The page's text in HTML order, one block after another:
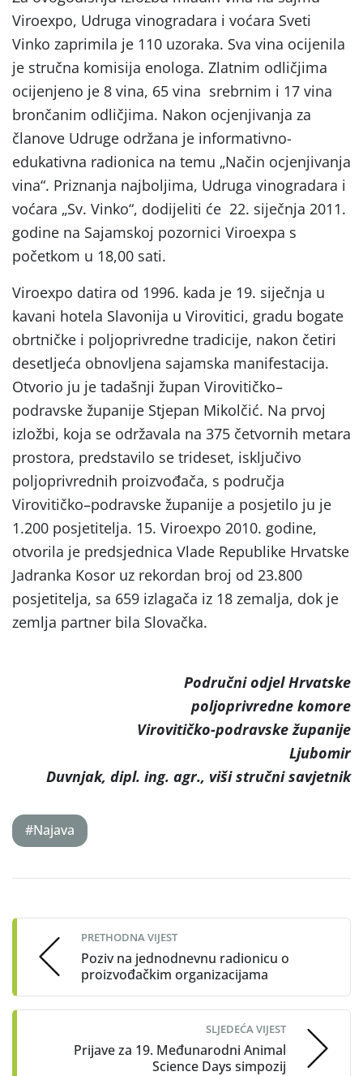
Viroexpo, Udruga vinogradara i voćara Sveti
Vinko zaprimila je 110 uzoraka. Sva vina ocijenila
je stručna komisija enologa. Zlatnim odličjima
ocijenjeno je 8 vina, 65 vina srebrnim i 17 vina
brončanim odličjima. Nakon ocjenjivanja za
članove Udruge održana je informativno-
edukativna radionica na temu „Način ocjenjivanja
vina“. Priznanja najboljima, Udruga vinogradara i
voćara „Sv. Vinko“, dodijeliti će 22. siječnja 2011.
godine na Sajamskoj pozornici Viroexpa s
početkom u 18,00 sati.
Viroexpo datira od 1996. kada je 19. siječnja u
kavani hotela Slavonija u Virovitici, gradu bogate
obrtničke i poljoprivredne tradicije, nakon četiri
desetljeća obnovljena sajamska manifestacija.
Otvorio ju je tadašnji župan Virovitičko–
podravske županije Stjepan Mikolčić. Na prvoj
izložbi, koja se održavala na 375 četvornih metara
prostora, predstavilo se trideset, isključivo
poljoprivrednih proizvođača, s područja
Virovitičko–podravske županije a posjetilo ju je
1.200 posjetitelja. 15. Viroexpo 2010. godine,
otvorila je predsjednica Vlade Republike Hrvatske
Jadranka Kosor uz rekordan broj od 23.800
posjetitelja, sa 659 izlagača iz 18 zemalja, dok je
zemlja partner bila Slovačka.
Područni odjel Hrvatske
poljoprivredne komore
Virovitičko-podravske županije
Ljubomir
Duvnjak, dipl. ing. agr., viši stručni savjetnik
#Najava
navigation
PRETHODNA VIJEST
Poziv na jednodnevnu radionicu o
proizvođačkim organizacijama
SLJEDEĆA VIJEST
Prijave za 19. Međunarodni Animal
Science Days simpozij